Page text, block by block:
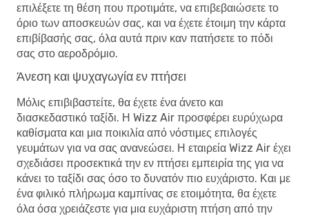
επιλέξετε τη θέση που προτιμάτε, να επιβεβαιώσετε το
όριο των αποσκευών σας, και να έχετε έτοιμη την κάρτα
επιβίβασής σας, όλα αυτά πριν καν πατήσετε το πόδι
σας στο αεροδρόμιο.
Άνεση και ψυχαγωγία εν πτήσει
Μόλις επιβιβαστείτε, θα έχετε ένα άνετο και
διασκεδαστικό ταξίδι. Η Wizz Air προσφέρει ευρύχωρα
καθίσματα και μια ποικιλία από νόστιμες επιλογές
γευμάτων για να σας ανανεώσει. Η εταιρεία Wizz Air έχει
σχεδιάσει προσεκτικά την εν πτήσει εμπειρία της για να
κάνει το ταξίδι σας όσο το δυνατόν πιο ευχάριστο. Και με
ένα φιλικό πλήρωμα καμπίνας σε ετοιμότητα, θα έχετε
όλα όσα χρειάζεστε για μια ευχάριστη πτήση από την